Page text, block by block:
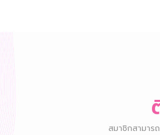
สมาชิกสามา